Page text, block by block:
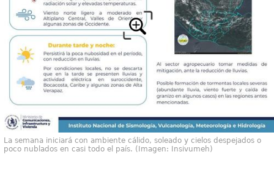
La semana iniciará con ambiente cálido, soleado y cielos despejados o
poco nublados en casi todo el país. (Imagen: Insivumeh)